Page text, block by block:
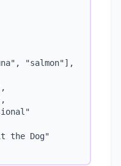
"salmon"],
the Dog"